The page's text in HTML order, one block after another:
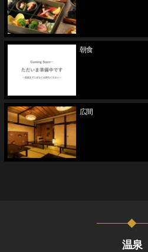
朝食
広間
温泉